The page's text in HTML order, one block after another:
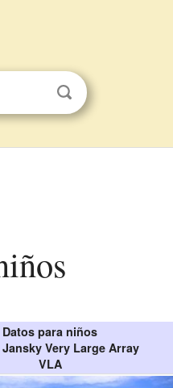
Datos para niños
Jansky Very Large Array
VLA